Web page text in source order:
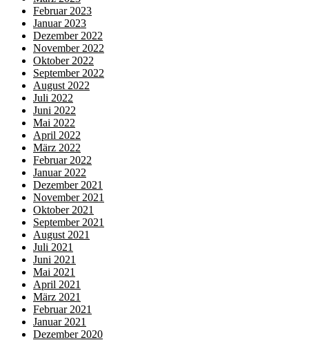
Februar 2023
Januar 2023
Dezember 2022
November 2022
Oktober 2022
September 2022
August 2022
Juli 2022
Juni 2022
Mai 2022
April 2022
März 2022
Februar 2022
Januar 2022
Dezember 2021
November 2021
Oktober 2021
September 2021
August 2021
Juli 2021
Juni 2021
Mai 2021
April 2021
März 2021
Februar 2021
Januar 2021
Dezember 2020